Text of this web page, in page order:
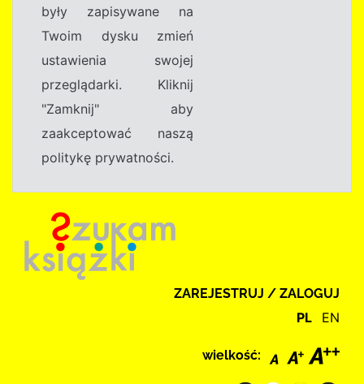
były zapisywane na
Twoim dysku zmień
ustawienia swojej
przeglądarki. Kliknij
"Zamknij" aby
zaakceptować naszą
politykę prywatności.
ZAREJESTRUJ / ZALOGUJ
PL EN
wielkość: